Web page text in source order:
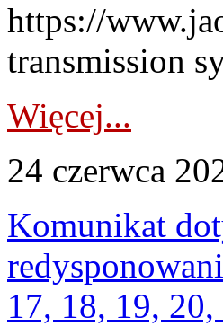
https://
transmission
Więcej...
24 czerwca
Komunikat
17, 18, 19,